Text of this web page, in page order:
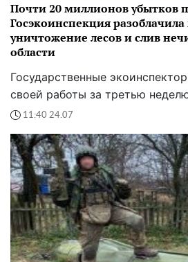
Почти 20 миллионов убытков
Госэкоинспекция
уничтожение лесов и слив
области
Государственные
своей работы за третью
11:40 24.07